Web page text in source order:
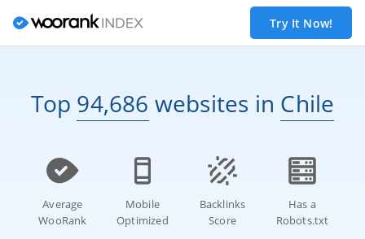
Try It Now!
Top 94,686 websites in Chile
Average
WooRank
Mobile
Optimized
Backlinks
Score
Has a
Robots.txt